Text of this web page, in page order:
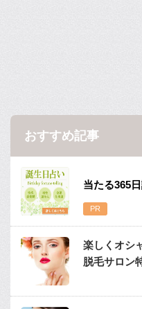
おすすめ記事
当たる365
楽しくオシ
脱毛サロン